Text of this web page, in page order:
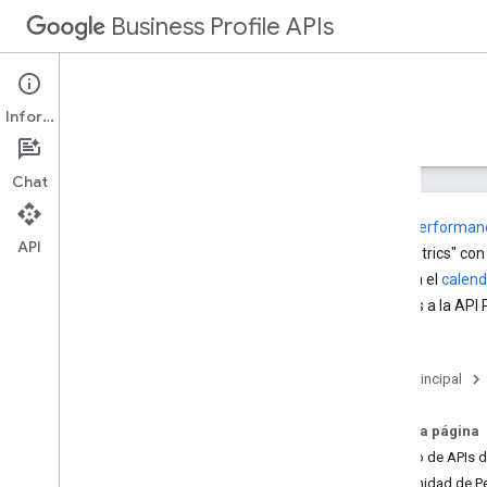
Business Profile APIs
Guías
"DailyMetrics"
Consulta el
Business a la
Página principal
En esta página
Equipo de APIs
Comunidad de
Información
Chat
API